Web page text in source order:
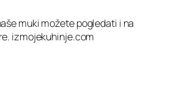
muki možete pogledati i na
izmojekuhinje.com